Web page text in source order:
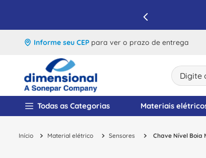
Informe seu CEP para ver o prazo de entrega
Digite o
Todas as Categorias Materiais
Material elétrico Sensores Chave Nível Boia
1º disjuntor
2º cabo